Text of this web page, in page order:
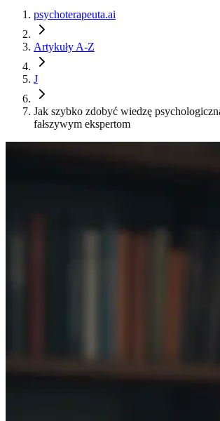
psychoterapeuta.ai
Artykuły A-Z
J
Jak szybko zdobyć wiedzę
fałszywym ekspertom